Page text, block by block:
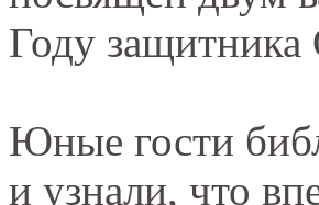
Году защитника
Юные гости
и узнали, что